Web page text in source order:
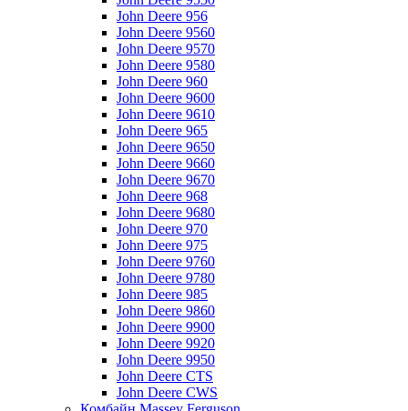
John Deere 956
John Deere 9560
John Deere 9570
John Deere 9580
John Deere 960
John Deere 9600
John Deere 9610
John Deere 965
John Deere 9650
John Deere 9660
John Deere 9670
John Deere 968
John Deere 9680
John Deere 970
John Deere 975
John Deere 9760
John Deere 9780
John Deere 985
John Deere 9860
John Deere 9900
John Deere 9920
John Deere 9950
John Deere CTS
John Deere CWS